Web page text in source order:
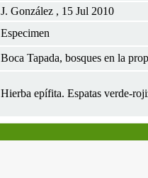
J. González , 15 Jul 2010
Especimen
Boca Tapada, bosques en la
Hierba epífita. Espatas verde-